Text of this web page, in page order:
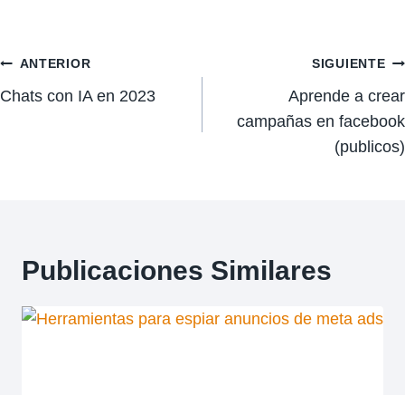
Navegación
de
ANTERIOR
Chats con IA en 2023
SIGUIENTE
Aprende a crear
campañas en facebook
(publicos)
Publicaciones Similares